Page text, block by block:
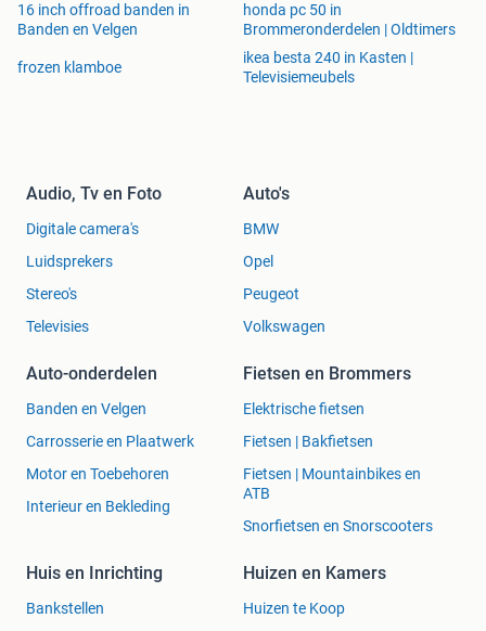
16 inch offroad banden in
Banden en Velgen
honda pc 50 in
Brommeronderdelen | Oldtimers
frozen klamboe
ikea besta 240 in Kasten |
Televisiemeubels
Audio, Tv en Foto
Digitale camera's
Luidsprekers
Stereo's
Televisies
Auto's
BMW
Opel
Peugeot
Volkswagen
Auto-onderdelen
Banden en Velgen
Carrosserie en Plaatwerk
Motor en Toebehoren
Interieur en Bekleding
Fietsen en Brommers
Elektrische fietsen
Fietsen | Bakfietsen
Fietsen | Mountainbikes en
ATB
Snorfietsen en Snorscooters
Huis en Inrichting
Bankstellen
Huizen en Kamers
Huizen te Koop